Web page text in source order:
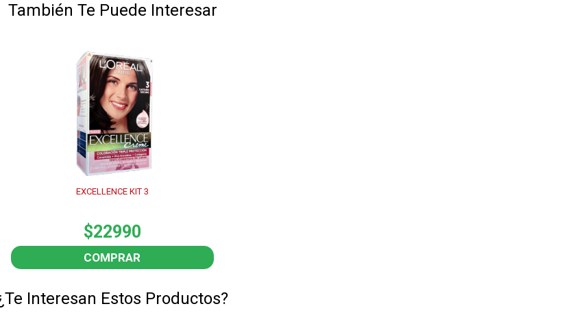
También Te Puede Interesar
EXCELLENCE KIT 3
$22990
COMPRAR
Interesan Estos Productos?